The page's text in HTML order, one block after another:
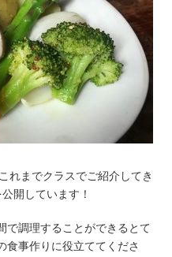
れまでクラスでご紹介してき
開しています！
で調理することができるとて
食事作りに役立ててくださ